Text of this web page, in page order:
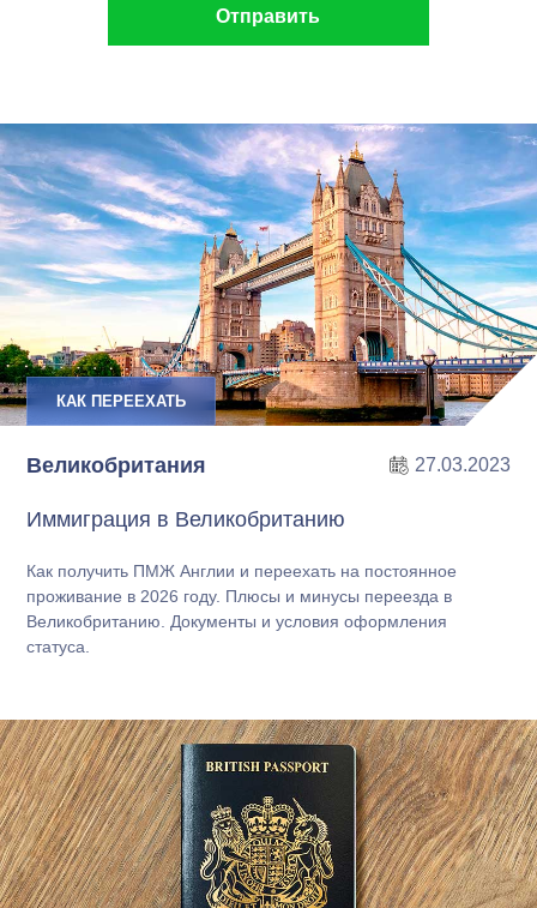
КАК ПЕРЕЕХАТЬ
Великобритания 27.03.2023
Иммиграция в Великобританию
Как получить ПМЖ Англии и переехать на постоянное
проживание в 2026 году. Плюсы и минусы переезда в
Великобританию. Документы и условия оформления
статуса.